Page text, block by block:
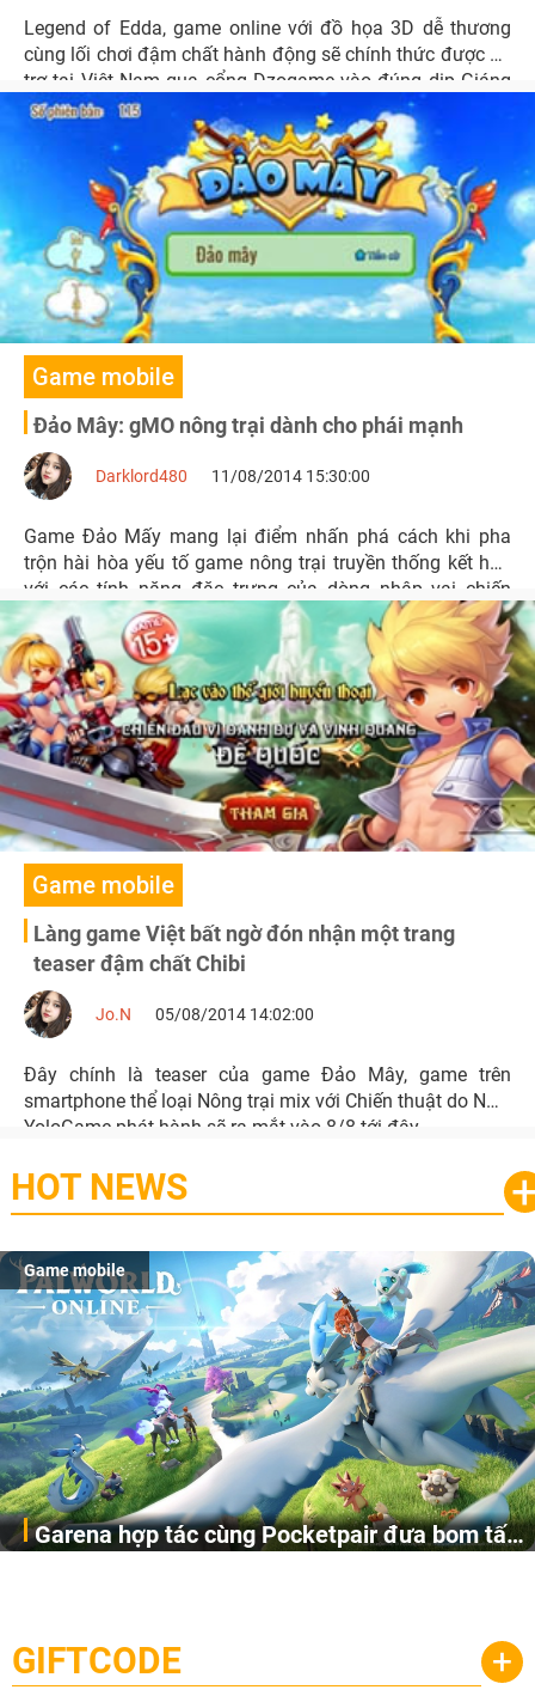
Legend of Edda, game online với đồ họa 3D dễ thương
cùng lối chơi đậm chất hành động sẽ chính thức được hỗ
trợ tại Việt Nam qua cổng Dzogame vào đúng dịp Giáng
Sinh 2014.
Game mobile
Đảo Mây: gMO nông trại dành cho phái mạnh
Darklord480 11/08/2014 15:30:00
Game Đảo Mấy mang lại điểm nhấn phá cách khi pha
trộn hài hòa yếu tố game nông trại truyền thống kết hợp
với các tính năng đặc trưng của dòng nhập vai chiến
thuật.
Game mobile
Làng game Việt bất ngờ đón nhận một trang
teaser đậm chất Chibi
Jo.N 05/08/2014 14:02:00
Đây chính là teaser của game Đảo Mây, game trên
smartphone thể loại Nông trại mix với Chiến thuật do NHP
YoloGame phát hành sẽ ra mắt vào 8/8 tới đây.
HOT NEWS
Game mobile
Garena hợp tác cùng Pocketpair đưa bom tấn
cầu, theo giấy phép chính thức từ công ty game Nhật Bản
Pocketpair, Inc.
GIFTCODE +